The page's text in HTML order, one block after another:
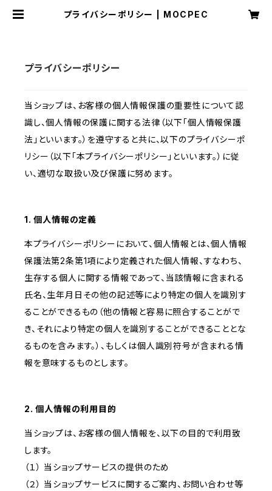
プライバシーポリシー | MOCPEC
プライバシーポリシー
当ショップは、お客様の個人情報保護の重要性について認
識し、個人情報の保護に関する法律（以下「個人情報保護
法」といいます。）を遵守すると共に、以下のプライバシーポ
リシー（以下「本プライバシーポリシー」といいます。）に従
い、適切な取扱い及び保護に努めます。
1. 個人情報の定義
本プライバシーポリシーにおいて、個人情報とは、個人情報
保護法第2条第1項により定義された個人情報、すなわち、
生存する個人に関する情報であって、当該情報に含まれる
氏名、生年月日その他の記述等により特定の個人を識別す
ることができるもの（他の情報と容易に照合することがで
き、それにより特定の個人を識別することができることとな
るものを含みます。）、もしくは個人識別符号が含まれる情
報を意味するものとします。
2. 個人情報の利用目的
当ショップは、お客様の個人情報を、以下の目的で利用致
します。
（１） 当ショップサービスの提供のため
（２） 当ショップサービスに関するご案内、お問い合わせ等